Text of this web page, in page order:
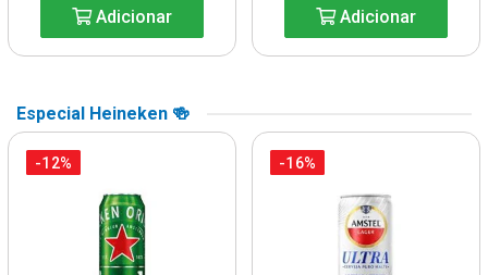
Adicionar Adicionar
Especial Heineken 🍻
-12% -16%